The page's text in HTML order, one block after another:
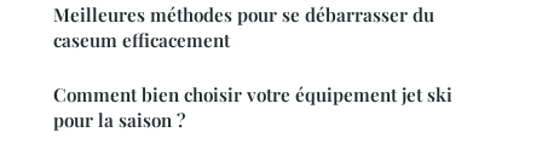
Meilleures méthodes pour se débarrasser du
caseum efficacement
Comment bien choisir votre équipement jet ski
pour la saison ?